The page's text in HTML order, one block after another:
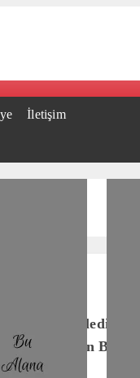
İletişim
açan